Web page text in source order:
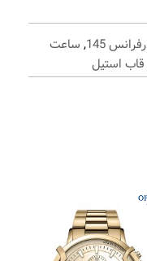
رفرانس 145 , ساعت
قاب استیل